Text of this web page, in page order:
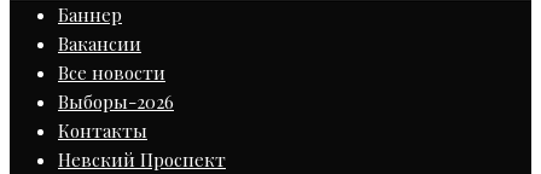
Баннер
Вакансии
Все новости
Выборы-2026
Контакты
Невский Проспект